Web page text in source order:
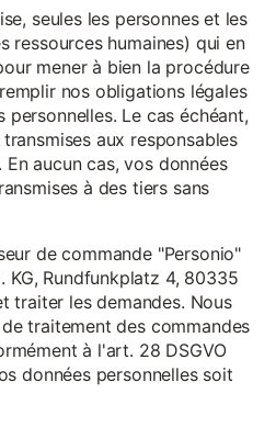
seules les personnes et les
ressources humaines) qui en
mener à bien la procédure
nos obligations légales
Le cas échéant,
aux responsables
aucun cas, vos données
à des tiers sans
de commande "Personio"
KG, Rundfunkplatz 4, 80335
traiter les demandes. Nous
traitement des commandes
à l'art. 28 DSGVO
données personnelles soit